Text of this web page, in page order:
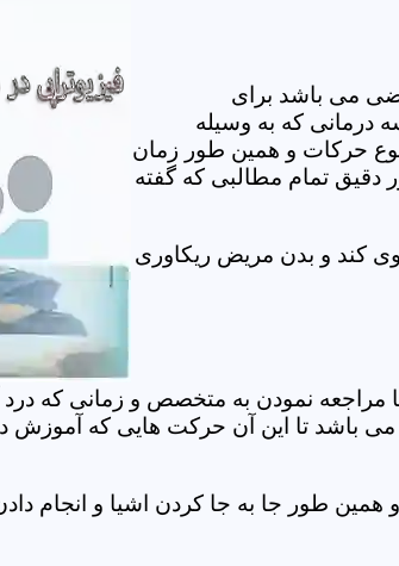
می باشد برای
درمانی که به وسیله
نوع حرکات و همین طور زمان
دقیق تمام مطالبی که گفته
کند و بدن مریض ریکاوری
مراجعه نمودن به متخصص و زمانی که
تا این آن حرکت هایی که آموزش
طور جا به جا کردن اشیا و انجام